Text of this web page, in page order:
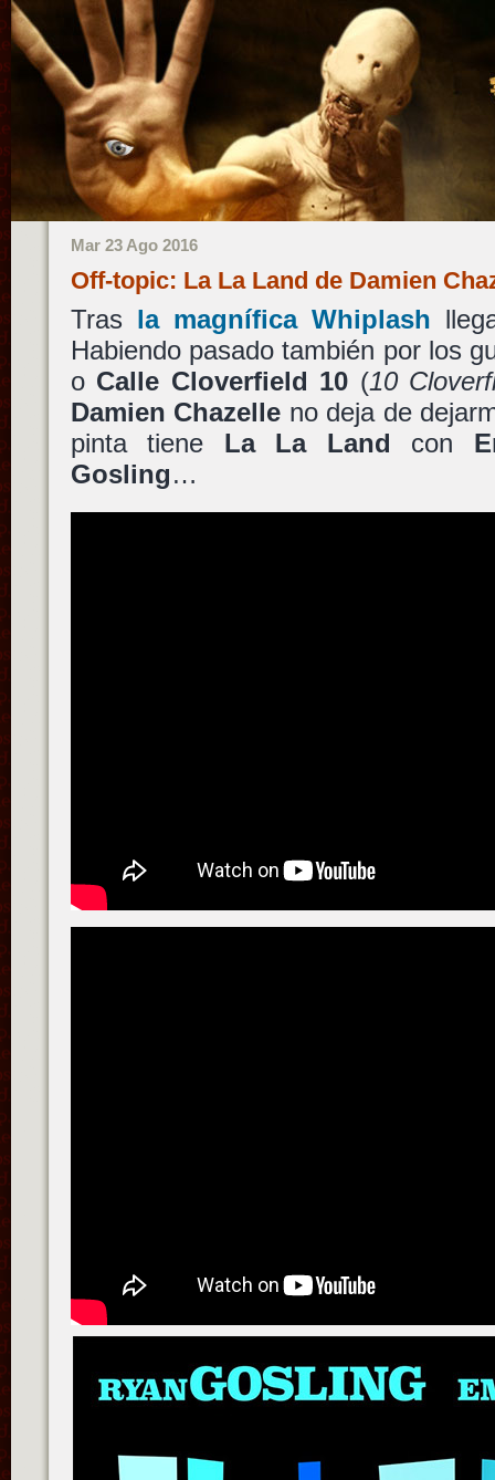
Mar 23 Ago 2016
Off-topic: La La Land de Damien
Tras la magnífica Whiplash
Habiendo pasado también por los
o Calle Cloverfield 10 (10
Damien Chazelle no deja de
pinta tiene La La Land con
Gosling…